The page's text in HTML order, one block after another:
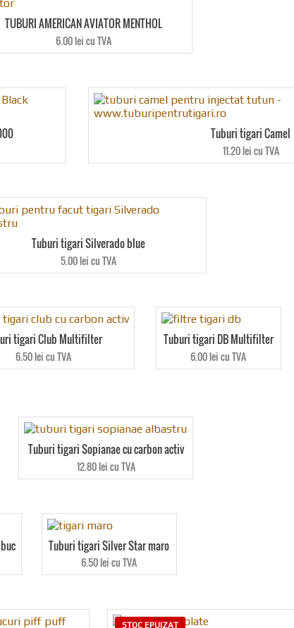
TUBURI AMERICAN AVIATOR MENTHOL
6.00 lei cu TVA
Tuburi tigari Camel
11.20 lei cu TVA
Tuburi tigari Silverado blue
5.00 lei cu TVA
tigari Club Multifilter
6.50 lei cu TVA
Tuburi tigari DB Multifilter
6.00 lei cu TVA
Tuburi tigari Sopianae cu carbon activ
12.80 lei cu TVA
Tuburi tigari Silver Star maro
6.50 lei cu TVA
STOC EPUIZAT